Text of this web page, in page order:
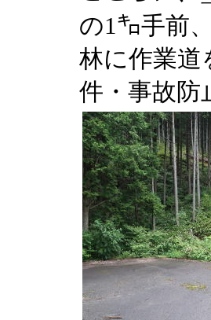
の1㌔手前
林に作業道
件・事故防